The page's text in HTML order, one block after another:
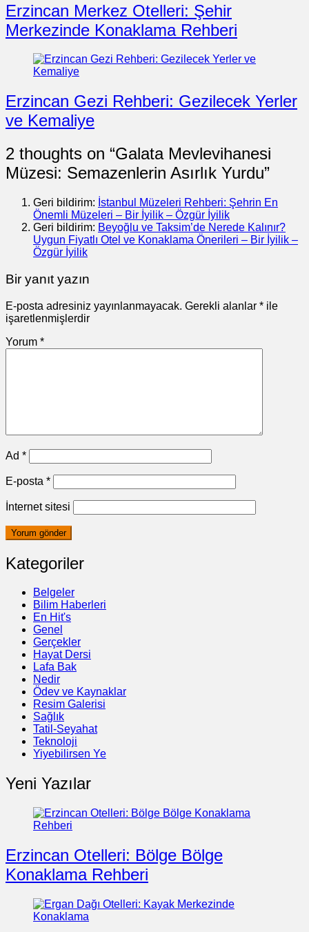
Erzincan Merkez Otelleri: Şehir
Merkezinde Konaklama Rehberi
Erzincan Gezi Rehberi: Gezilecek Yerler
ve Kemaliye
2 thoughts on “Galata Mevlevihanesi
Müzesi: Semazenlerin Asırlık Yurdu”
Geri bildirim: İstanbul Müzeleri Rehberi: Şehrin En
Önemli Müzeleri – Bir İyilik – Özgür İyilik
Geri bildirim: Beyoğlu ve Taksim’de Nerede Kalınır?
Uygun Fiyatlı Otel ve Konaklama Önerileri – Bir İyilik –
Özgür İyilik
Bir yanıt yazın
E-posta adresiniz yayınlanmayacak. Gerekli alanlar * ile
işaretlenmişlerdir
Yorum *
Ad *
E-posta *
İnternet sitesi
Kategoriler
Belgeler
Bilim Haberleri
En Hit's
Genel
Gerçekler
Hayat Dersi
Lafa Bak
Nedir
Ödev ve Kaynaklar
Resim Galerisi
Sağlık
Tatil-Seyahat
Teknoloji
Yiyebilirsen Ye
Yeni Yazılar
Erzincan Otelleri: Bölge Bölge
Konaklama Rehberi